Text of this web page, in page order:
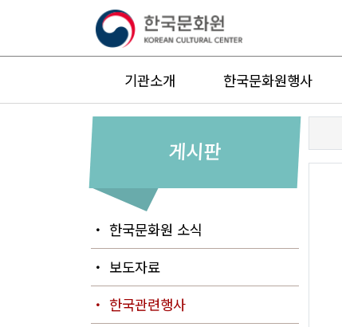
기관소개 한국문화원행사
게시판
・ 한국문화원 소식
・ 보도자료
・ 한국관련행사